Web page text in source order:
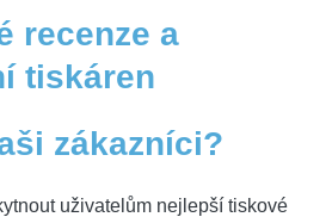
recenze a
tiskáren
zákazníci?
uživatelům nejlepší tiskové